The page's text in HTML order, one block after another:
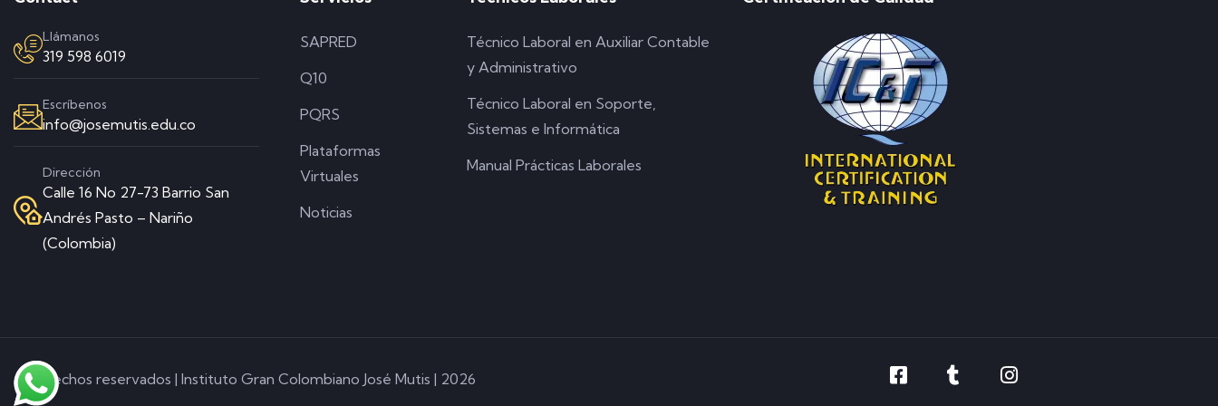
Llámanos
319 598 6019
Escríbenos
info@josemutis.edu.co
Dirección
Calle 16 No 27-73 Barrio San
Andrés Pasto – Nariño
(Colombia)
SAPRED
Q10
PQRS
Plataformas
Virtuales
Noticias
Técnico Laboral en Auxiliar Contable
y Administrativo
Técnico Laboral en Soporte,
Sistemas e Informática
Manual Prácticas Laborales
© Derechos reservados | Instituto Gran Colombiano José Mutis | 2026